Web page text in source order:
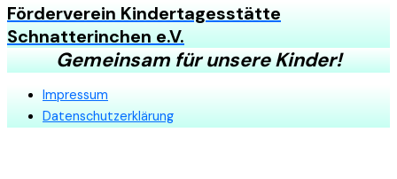
Förderverein Kindertagesstätte
Schnatterinchen e.V.
Gemeinsam für unsere Kinder!
Impressum
Datenschutzerklärung